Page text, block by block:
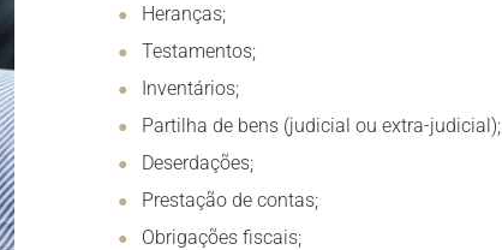
Heranças;
Testamentos;
Inventários;
Partilha de bens (judicial ou extra-judicial);
Deserdações;
Prestação de contas;
Obrigações fiscais;